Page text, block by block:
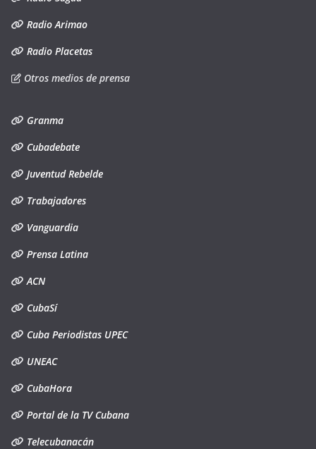
Radio Arimao
Radio Placetas
Otros medios de prensa
Granma
Cubadebate
Juventud Rebelde
Trabajadores
Vanguardia
Prensa Latina
ACN
CubaSí
Cuba Periodistas UPEC
UNEAC
CubaHora
Portal de la TV Cubana
Telecubanacán